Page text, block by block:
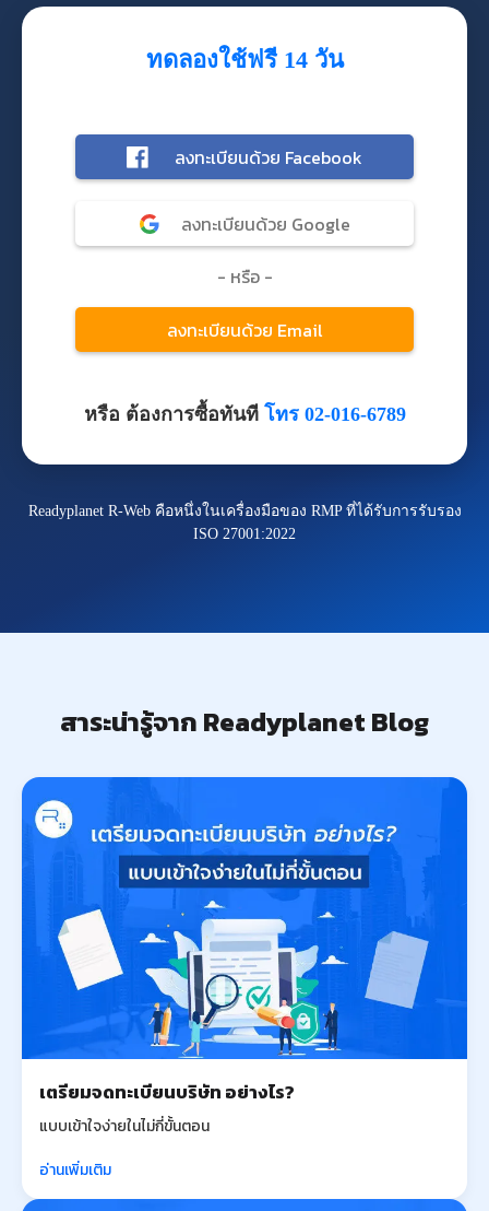
ทดลองใช้ฟรี 14 วัน
หรือ ต้องการซื้อทันที โทร 02-016-6789
Readyplanet R-Web คือหนึ่งในเครื่องมือของ RMP ที่ได้รับการรับรอง
ISO 27001:2022
สาระน่ารู้จาก Readyplanet Blog
เตรียมจดทะเบียนบริษัท อย่างไร?
แบบเข้าใจง่ายในไม่กี่ขั้นตอน
อ่านเพิ่มเติม